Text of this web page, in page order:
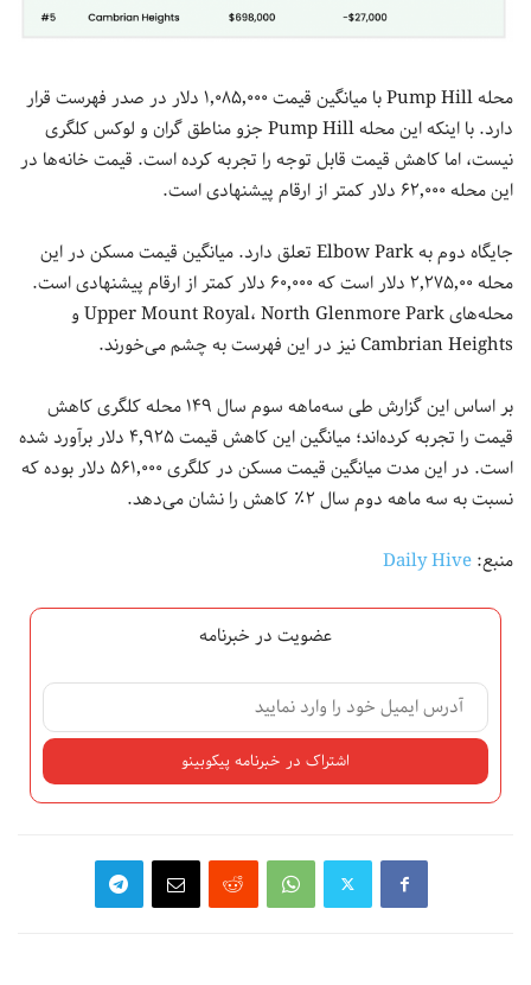
محله Pump Hill با میانگین قیمت ۱٬۰۸۵٬۰۰۰ دلار در صدر فهرست قرار
دارد. با اینکه این محله Pump Hill جزو مناطق گران و لوکس کلگری
نیست، اما کاهش قیمت قابل توجه را تجربه کرده است. قیمت خانه‌ها در
این محله ۶۲٬۰۰۰ دلار کمتر از ارقام پیشنهادی است.
جایگاه دوم به Elbow Park تعلق دارد. میانگین قیمت مسکن در این
محله ۲٬۲۷۵٬۰۰ دلار است که ۶۰٬۰۰۰ دلار کمتر از ارقام پیشنهادی است.
محله‌های Upper Mount Royal، North Glenmore Park و
Cambrian Heights نیز در این فهرست به چشم می‌خورند.
بر اساس این گزارش طی سه‌ماهه سوم سال ۱۴۹ محله کلگری کاهش
قیمت را تجربه کرده‌اند؛ میانگین این کاهش قیمت ۴٬۹۲۵ دلار برآورد شده
است. در این مدت میانگین قیمت مسکن در کلگری ۵۶۱٬۰۰۰ دلار بوده که
نسبت به سه ماهه دوم سال ۲٪ کاهش را نشان می‌دهد.
منبع:Daily Hive
عضویت در خبرنامه